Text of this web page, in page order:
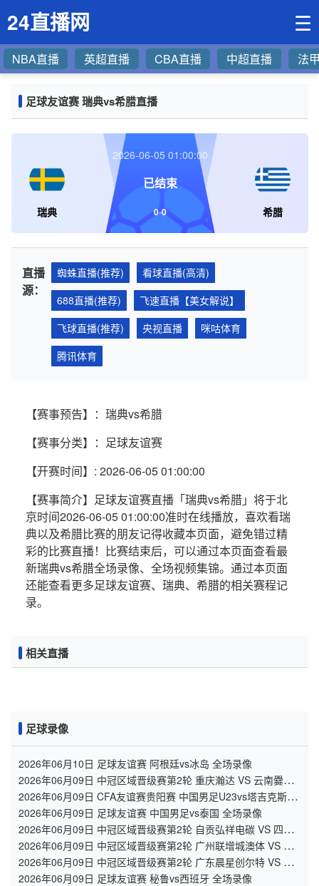
24直播网 ☰
NBA直播 英超直播 CBA直播 中超直播 法
足球友谊赛 瑞典vs希腊直播
瑞典 希腊
2026-06-05 01:00:00
已结束
0-0
直播
源：
蜘蛛直播(推荐)
看球直播(高清)
688直播(推荐)
飞速直播【美女解说】
飞球直播(推荐)
央视直播
咪咕体育
腾讯体育
【赛事预告】：瑞典vs希腊
【赛事分类】：足球友谊赛
【开赛时间】: 2026-06-05 01:00:00
【赛事简介】足球友谊赛直播「瑞典vs希腊」将于北
京时间2026-06-05 01:00:00准时在线播放，喜欢看瑞
典以及希腊比赛的朋友记得收藏本页面，避免错过精
彩的比赛直播！比赛结束后，可以通过本页面查看最
新瑞典vs希腊全场录像、全场视频集锦。通过本页面
还能查看更多足球友谊赛、瑞典、希腊的相关赛程记
录。
相关直播
足球录像
2026年06月10日 足球友谊赛 阿根廷vs冰岛 全场录像
2026年06月09日 中冠区域晋级赛第2轮 重庆瀚达 VS 云南爨合
全场录像
2026年06月09日 CFA友谊赛贵阳赛 中国男足U23vs塔吉克斯坦
U23 全场录像
2026年06月09日 足球友谊赛 中国男足vs泰国 全场录像
2026年06月09日 中冠区域晋级赛第2轮 自贡弘祥电碳 VS 四川
叁壹捌重龙 全场录像
2026年06月09日 中冠区域晋级赛第2轮 广州联增城澳体 VS 广
州黄埔志诚 全场录像
2026年06月09日 中冠区域晋级赛第2轮 广东晨星创尔特 VS 泰
州早茶黑马 全场录像
2026年06月09日 足球友谊赛 秘鲁vs西班牙 全场录像